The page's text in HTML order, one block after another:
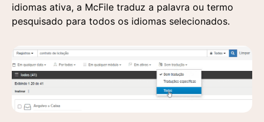
idiomas ativa, a McFile traduz a palavra ou termo
pesquisado para todos os idiomas selecionados.